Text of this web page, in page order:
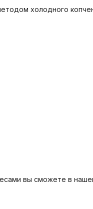
холодного
вы сможете в